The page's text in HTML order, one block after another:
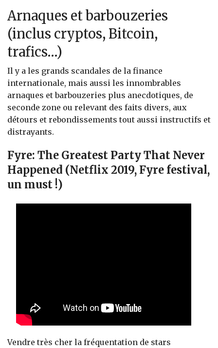
Arnaques et barbouzeries
(inclus cryptos, Bitcoin,
trafics…)
Il y a les grands scandales de la finance
internationale, mais aussi les innombrables
arnaques et barbouzeries plus anecdotiques, de
seconde zone ou relevant des faits divers, aux
détours et rebondissements tout aussi instructifs et
distrayants.
Fyre: The Greatest Party That Never
Happened (Netflix 2019, Fyre festival,
un must !)
Vendre très cher la fréquentation de stars